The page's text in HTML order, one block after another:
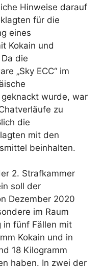
Hinweise darauf
für die
eines
Kokain und
die
„Sky ECC“ im
wurde, war
zu
die
mit den
beinhalten.
2. Strafkammer
soll der
Dezember 2020
im Raum
in fünf Fällen mit
Kokain und in
18 Kilogramm
haben. In zwei der